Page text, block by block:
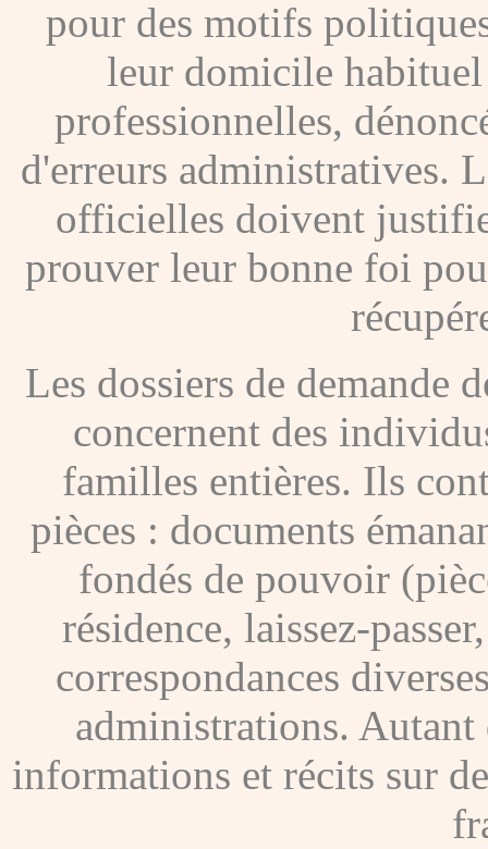
pour des motifs
leur domicile
professionnelles,
d'erreurs administratives.
officielles doivent
prouver leur bonne foi
Les dossiers de demande
concernent des
familles entières. Ils
pièces : documents
fondés de pouvoir
résidence, laissez-
correspondances
administrations. Autant
informations et récits sur